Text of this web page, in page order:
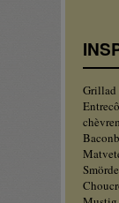
Grillad